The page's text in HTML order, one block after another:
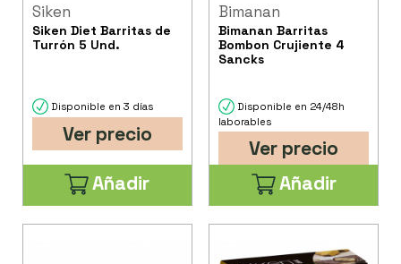
Siken
Siken Diet Barritas de
Turrón 5 Und.
Disponible en 3 días
Ver precio
Añadir
Bimanan
Bimanan Barritas
Bombon Crujiente 4
Sancks
Disponible en 24/48h
laborables
Ver precio
Añadir